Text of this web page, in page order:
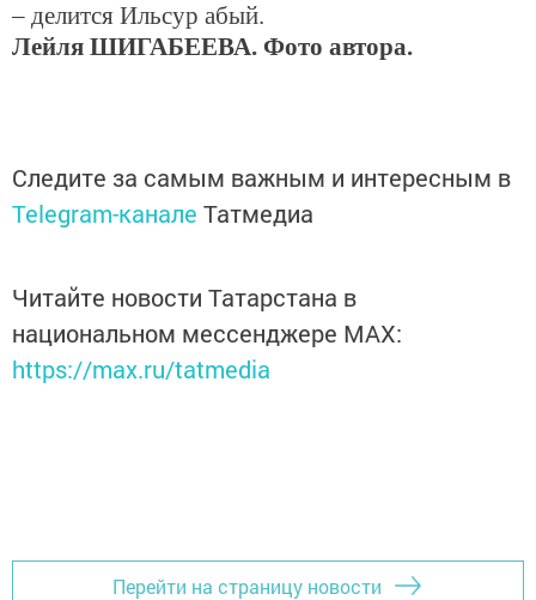
– делится Ильсур абый.
Лейля ШИГАБЕЕВА. Фото автора.
Следите за самым важным и интересным в
Telegram-канале Татмедиа
Читайте новости Татарстана в
национальном мессенджере MАХ:
https://max.ru/tatmedia
Перейти на страницу новости